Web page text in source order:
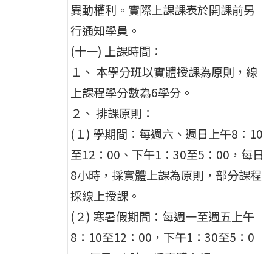
異動權利。實際上課課表於開課前另
行通知學員。
(十一) 上課時間：
１、 本學分班以實體授課為原則，線
上課程學分數為6學分。
２、 排課原則：
(１) 學期間：每週六、週日上午8：10
至12：00、下午1：30至5：00，每日
8小時，採實體上課為原則，部分課程
採線上授課。
(２) 寒暑假期間：每週一至週五上午
8：10至12：00，下午1：30至5：0